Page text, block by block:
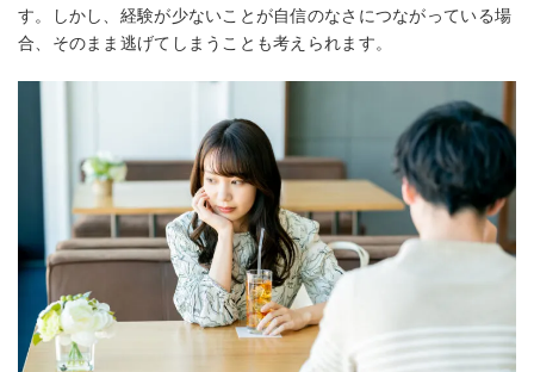
す。しかし、経験が少ないことが自信のなさにつながっている場
合、そのまま逃げてしまうことも考えられます。